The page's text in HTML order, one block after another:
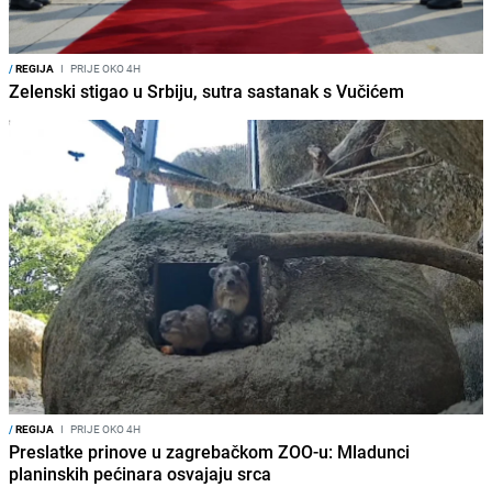
/REGIJA I PRIJE OKO 4H
Zelenski stigao u Srbiju, sutra sastanak s Vučićem
/REGIJA I PRIJE OKO 4H
Preslatke prinove u zagrebačkom ZOO-u: Mladunci
planinskih pećinara osvajaju srca